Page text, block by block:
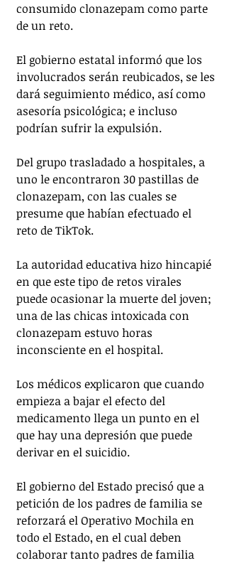
consumido clonazepam como parte
de un reto.
El gobierno estatal informó que los
involucrados serán reubicados, se les
dará seguimiento médico, así como
asesoría psicológica; e incluso
podrían sufrir la expulsión.
Del grupo trasladado a hospitales, a
uno le encontraron 30 pastillas de
clonazepam, con las cuales se
presume que habían efectuado el
reto de TikTok.
La autoridad educativa hizo hincapié
en que este tipo de retos virales
puede ocasionar la muerte del joven;
una de las chicas intoxicada con
clonazepam estuvo horas
inconsciente en el hospital.
Los médicos explicaron que cuando
empieza a bajar el efecto del
medicamento llega un punto en el
que hay una depresión que puede
derivar en el suicidio.
El gobierno del Estado precisó que a
petición de los padres de familia se
reforzará el Operativo Mochila en
todo el Estado, en el cual deben
colaborar tanto padres de familia